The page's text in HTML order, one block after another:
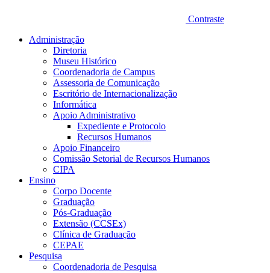
Contraste
Administração
Diretoria
Museu Histórico
Coordenadoria de Campus
Assessoria de Comunicação
Escritório de Internacionalização
Informática
Apoio Administrativo
Expediente e Protocolo
Recursos Humanos
Apoio Financeiro
Comissão Setorial de Recursos Humanos
CIPA
Ensino
Corpo Docente
Graduação
Pós-Graduação
Extensão (CCSEx)
Clínica de Graduação
CEPAE
Pesquisa
Coordenadoria de Pesquisa